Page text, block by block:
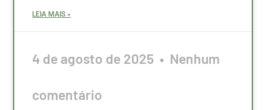
LEIA MAIS »
4 de agosto de 2025 Nenhum
comentário